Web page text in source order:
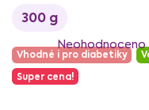
300 g
Vhodné i pro diabetiky
Super cena!
Průměrné
hodnocení
produktu
je
Neohodnoceno